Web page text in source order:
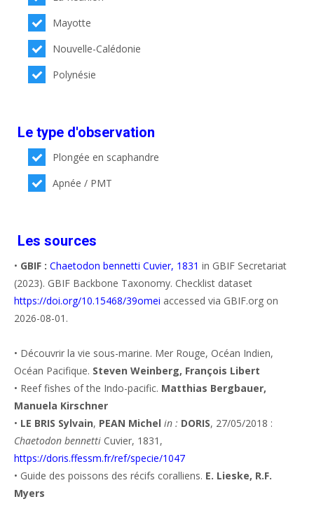
Mayotte
Nouvelle-Calédonie
Polynésie
Le type d'observation
Plongée en scaphandre
Apnée / PMT
Les sources
• GBIF : Chaetodon bennetti Cuvier, 1831 in GBIF Secretariat
(2023). GBIF Backbone Taxonomy. Checklist dataset
https://doi.org/10.15468/39omei accessed via GBIF.org on
2026-08-01.
• Découvrir la vie sous-marine. Mer Rouge, Océan Indien,
Océan Pacifique. Steven Weinberg, François Libert
• Reef fishes of the Indo-pacific. Matthias Bergbauer,
Manuela Kirschner
• LE BRIS Sylvain, PEAN Michel in : DORIS, 27/05/2018 :
Chaetodon bennetti Cuvier, 1831,
https://doris.ffessm.fr/ref/specie/1047
• Guide des poissons des récifs coralliens. E. Lieske, R.F.
Myers